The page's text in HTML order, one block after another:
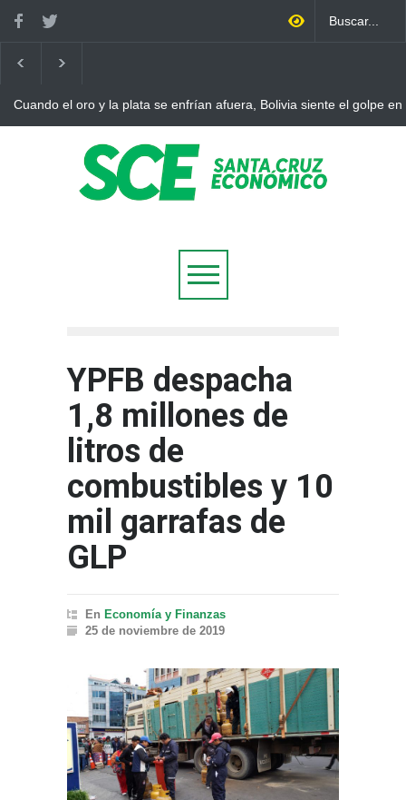
Cuando el oro y la plata se enfrían afuera, Bolivia siente el golpe en
YPFB despacha
1,8 millones de
litros de
combustibles y 10
mil garrafas de
GLP
En Economía y Finanzas
25 de noviembre de 2019